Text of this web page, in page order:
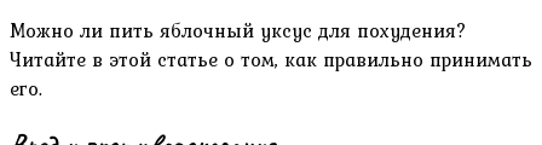
Можно ли пить яблочный уксус для похудения?
Читайте в этой статье о том, как правильно принимать
его.